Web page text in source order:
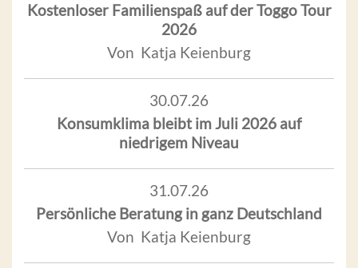
Kostenloser Familienspaß auf der Toggo Tour
2026
Von Katja Keienburg
30.07.26
Konsumklima bleibt im Juli 2026 auf
niedrigem Niveau
31.07.26
Persönliche Beratung in ganz Deutschland
Von Katja Keienburg